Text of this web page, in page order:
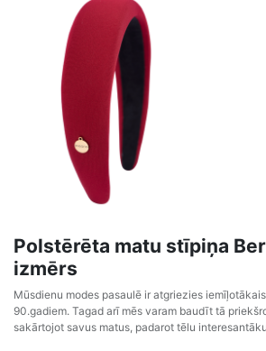
Polstērēta matu stīpiņa
izmērs
Mūsdienu modes pasaulē ir atgriezies
90.gadiem. Tagad arī mēs varam baudīt tā
sakārtojot savus matus, padarot tēlu